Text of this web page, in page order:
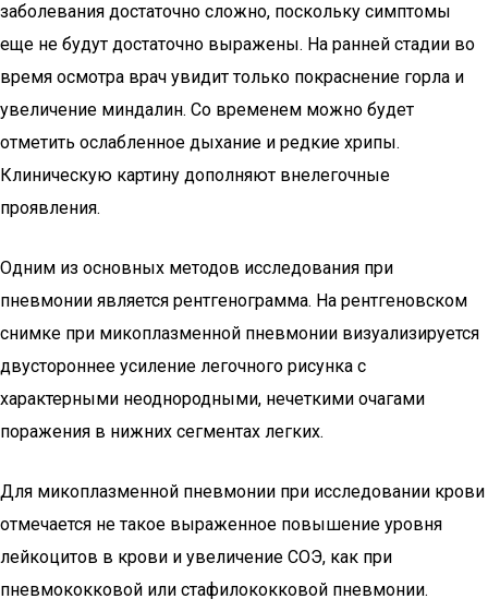
заболевания достаточно сложно, поскольку симптомы
еще не будут достаточно выражены. На ранней стадии во
время осмотра врач увидит только покраснение горла и
увеличение миндалин. Со временем можно будет
отметить ослабленное дыхание и редкие хрипы.
Клиническую картину дополняют внелегочные
проявления.
Одним из основных методов исследования при
пневмонии является рентгенограмма. На рентгеновском
снимке при микоплазменной пневмонии визуализируется
двустороннее усиление легочного рисунка с
характерными неоднородными, нечеткими очагами
поражения в нижних сегментах легких.
Для микоплазменной пневмонии при исследовании крови
отмечается не такое выраженное повышение уровня
лейкоцитов в крови и увеличение СОЭ, как при
пневмококковой или стафилококковой пневмонии.